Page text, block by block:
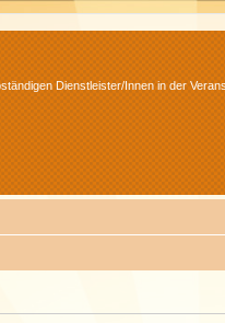
Dienstleister/Innen in der